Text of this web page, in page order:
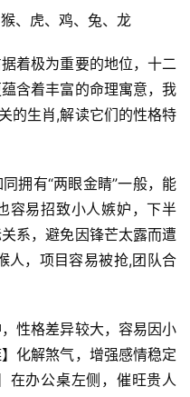
、虎、鸡、兔、龙
着极为重要的地位，十二
含着丰富的命理寓意，我
的生肖,解读它们的性格特
拥有“两眼金睛”一般，能
容易招致小人嫉妒，下半
系，避免因锋芒太露而遭
人，项目容易被抢,团队合
性格差异较大，容易因小
化解煞气，增强感情稳定
在办公桌左侧，催旺贵人